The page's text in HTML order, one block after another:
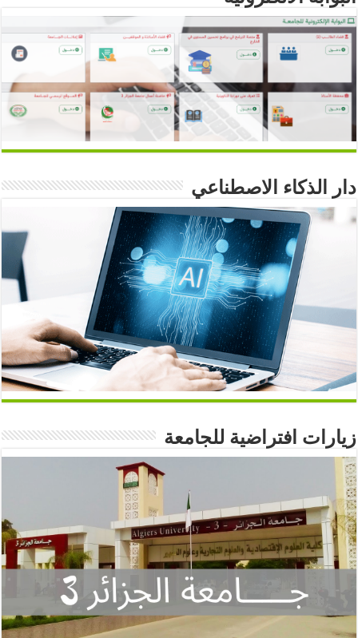
دار الذكاء الاصطناعي
زيارات افتراضية للجامعة